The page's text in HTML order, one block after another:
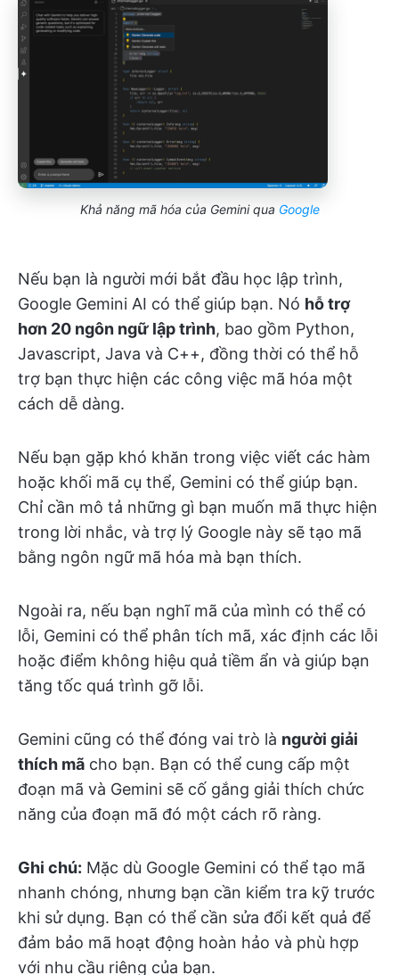
Khả năng mã hóa của Gemini qua Google
Nếu bạn là người mới bắt đầu học lập trình,
Google Gemini AI có thể giúp bạn. Nó hỗ trợ
hơn 20 ngôn ngữ lập trình, bao gồm Python,
Javascript, Java và C++, đồng thời có thể hỗ
trợ bạn thực hiện các công việc mã hóa một
cách dễ dàng.
Nếu bạn gặp khó khăn trong việc viết các hàm
hoặc khối mã cụ thể, Gemini có thể giúp bạn.
Chỉ cần mô tả những gì bạn muốn mã thực hiện
trong lời nhắc, và trợ lý Google này sẽ tạo mã
bằng ngôn ngữ mã hóa mà bạn thích.
Ngoài ra, nếu bạn nghĩ mã của mình có thể có
lỗi, Gemini có thể phân tích mã, xác định các lỗi
hoặc điểm không hiệu quả tiềm ẩn và giúp bạn
tăng tốc quá trình gỡ lỗi.
Gemini cũng có thể đóng vai trò là người giải
thích mã cho bạn. Bạn có thể cung cấp một
đoạn mã và Gemini sẽ cố gắng giải thích chức
năng của đoạn mã đó một cách rõ ràng.
Ghi chú: Mặc dù Google Gemini có thể tạo mã
nhanh chóng, nhưng bạn cần kiểm tra kỹ trước
khi sử dụng. Bạn có thể cần sửa đổi kết quả để
đảm bảo mã hoạt động hoàn hảo và phù hợp
với nhu cầu riêng của bạn.